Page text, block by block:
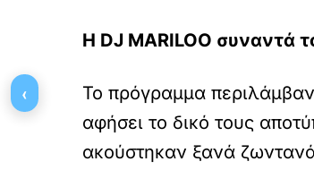
Η DJ MARILOO συναντά
Το πρόγραμμα
αφήσει το δικό τους
ακούστηκαν ξανά
‹